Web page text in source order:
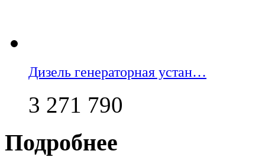
Дизель генераторная устан…
3 271 790
Подробнее